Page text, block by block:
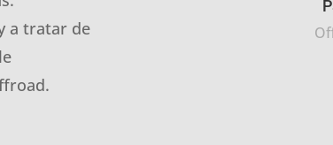
a tratar de